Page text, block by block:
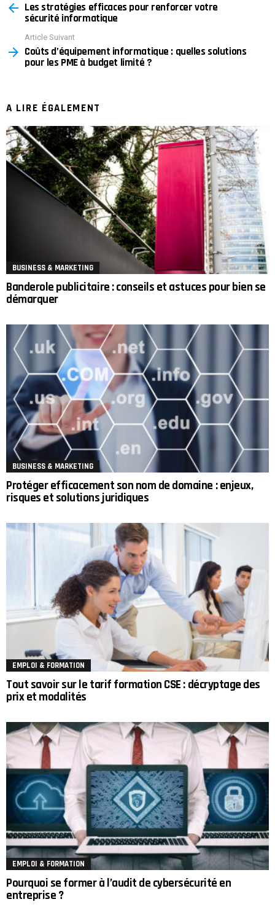
more Les stratégies efficaces pour renforcer votre
sécurité informatique
Article Suivant
Coûts d’équipement informatique : quelles solutions
pour les PME à budget limité ?
A LIRE ÉGALEMENT
BUSINESS & MARKETING
Banderole publicitaire : conseils et astuces pour bien se
démarquer
BUSINESS & MARKETING
Protéger efficacement son nom de domaine : enjeux,
risques et solutions juridiques
EMPLOI & FORMATION
Tout savoir sur le tarif formation CSE : décryptage des
prix et modalités
EMPLOI & FORMATION
Pourquoi se former à l’audit de cybersécurité en
entreprise ?